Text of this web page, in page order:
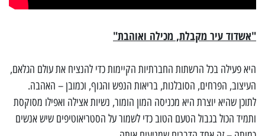
"אשדוד עיר מקבלת, מכילה ואוהבת"
היא פעילה בכל הרשתות החברתיות הקיימות כדי להנציח את עולם הגלאם,
העיצוב, הפרחים, הסובלנות, בריאות הנפש והגוף, וכמובן – האהבה.
לתוכן שהיא יוצרת היא מכניסה המון הומור, נשיות אצילה ואפילו מסוקסת
ותמיד הכול בגבול הטעם הטוב כדי לשמור על הסטריאוטיפים שיש אנשים